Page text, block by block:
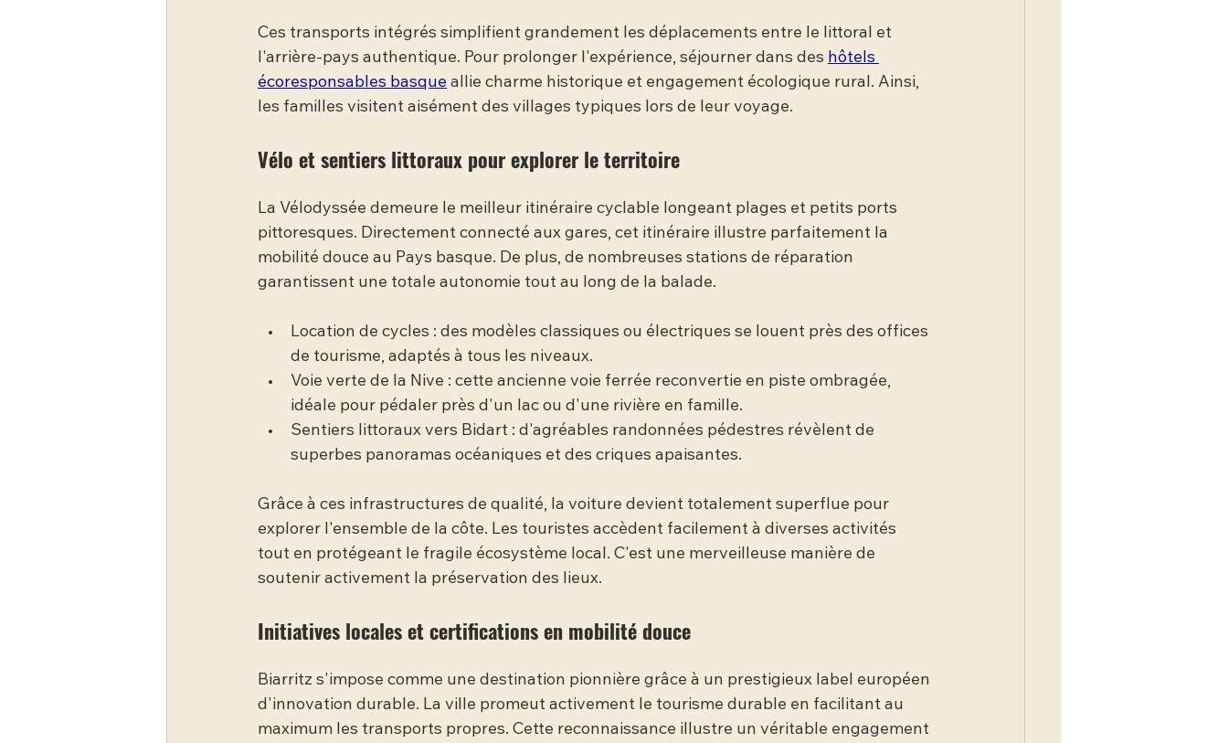
Ces transports intégrés simplifient grandement les déplacements entre le littoral et
l'arrière-pays authentique. Pour prolonger l'expérience, séjourner dans des hôtels
écoresponsables basque allie charme historique et engagement écologique rural. Ainsi,
les familles visitent aisément des villages typiques lors de leur voyage.
Vélo et sentiers littoraux pour explorer le territoire
La Vélodyssée demeure le meilleur itinéraire cyclable longeant plages et petits ports
pittoresques. Directement connecté aux gares, cet itinéraire illustre parfaitement la
mobilité douce au Pays basque. De plus, de nombreuses stations de réparation
garantissent une totale autonomie tout au long de la balade.
Location de cycles : des modèles classiques ou électriques se louent près des offices
de tourisme, adaptés à tous les niveaux.
Voie verte de la Nive : cette ancienne voie ferrée reconvertie en piste ombragée,
idéale pour pédaler près d'un lac ou d'une rivière en famille.
Sentiers littoraux vers Bidart : d'agréables randonnées pédestres révèlent de
superbes panoramas océaniques et des criques apaisantes.
Grâce à ces infrastructures de qualité, la voiture devient totalement superflue pour
explorer l'ensemble de la côte. Les touristes accèdent facilement à diverses activités
tout en protégeant le fragile écosystème local. C'est une merveilleuse manière de
soutenir activement la préservation des lieux.
Initiatives locales et certifications en mobilité douce
Biarritz s'impose comme une destination pionnière grâce à un prestigieux label européen
d'innovation durable. La ville promeut activement le tourisme durable en facilitant au
maximum les transports propres. Cette reconnaissance illustre un véritable engagement